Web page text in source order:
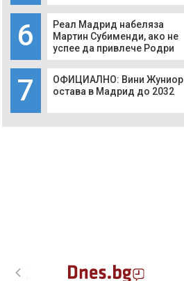
6
Реал Мадрид набеляза
Мартин Субименди, ако не
успее да привлече Родри
7
ОФИЦИАЛНО: Вини Жуниор
остава в Мадрид до 2032